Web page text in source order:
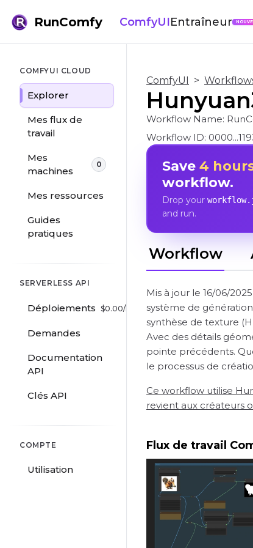
RunComfy ComfyUIEntraîneur
COMFYUI CLOUD
Explorer
Mes flux de
travail
Mes
machines
0
Mes ressources
Guides
pratiques
SERVERLESS API
Déploiements $0.00/hr
Demandes
Documentation
API
Clés API
COMPTE
Utilisation
ComfyUI >
Workflow Name:
Workflow ID:
Save 4
workflow.
Drop your
and run.
Workflow
Mis à jour le 16/06/
système de
synthèse de texture
Avec des détails
pointe précédents.
le processus de
Ce workflow utilise
revient aux créateurs
Flux de travail